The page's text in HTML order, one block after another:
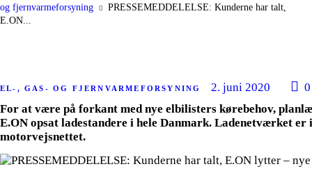
og fjernvarmeforsyning
PRESSEMEDDELELSE: Kunderne har talt,
E.ON...
EL-, GAS- OG FJERNVARMEFORSYNING 2. juni 2020
0
For at være på forkant med nye elbilisters kørebehov,
E.ON opsat ladestandere i hele Danmark. Ladenetværket
motorvejsnettet.